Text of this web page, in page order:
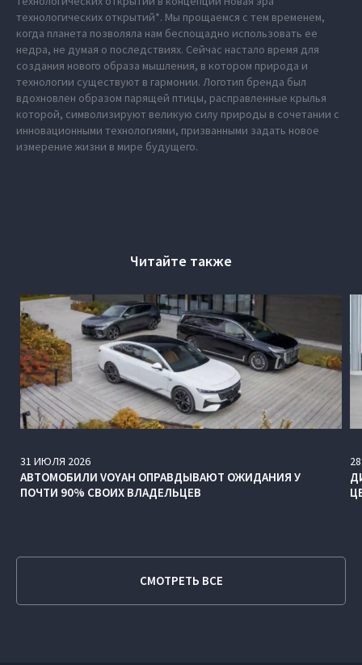
технологических открытий*. Мы прощаемся с тем временем,
когда планета позволяла нам беспощадно использовать ее
недра, не думая о последствиях. Сейчас настало время для
создания нового образа мышления, в котором природа и
технологии существуют в гармонии. Логотип бренда был
вдохновлен образом парящей птицы, расправленные крылья
которой, символизируют великую силу природы в сочетании с
инновационными технологиями, призванными задать новое
измерение жизни в мире будущего.
Читайте также
31 ИЮЛЯ 2026
АВТОМОБИЛИ VOYAH ОПРАВДЫВАЮТ ОЖИДАНИЯ У
ПОЧТИ 90% СВОИХ ВЛАДЕЛЬЦЕВ
28
СМОТРЕТЬ ВСЕ